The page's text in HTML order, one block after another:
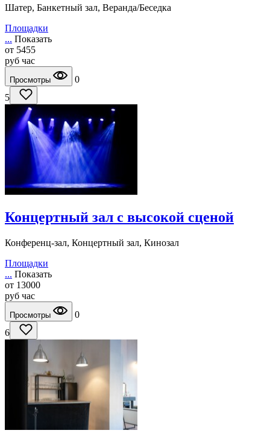
Шатер, Банкетный зал, Веранда/Беседка
Площадки
... Показать
от 5455
руб час
Просмотры
0
5
Концертный зал с высокой сценой
Конференц-зал, Концертный зал, Кинозал
Площадки
... Показать
от 13000
руб час
Просмотры
0
6